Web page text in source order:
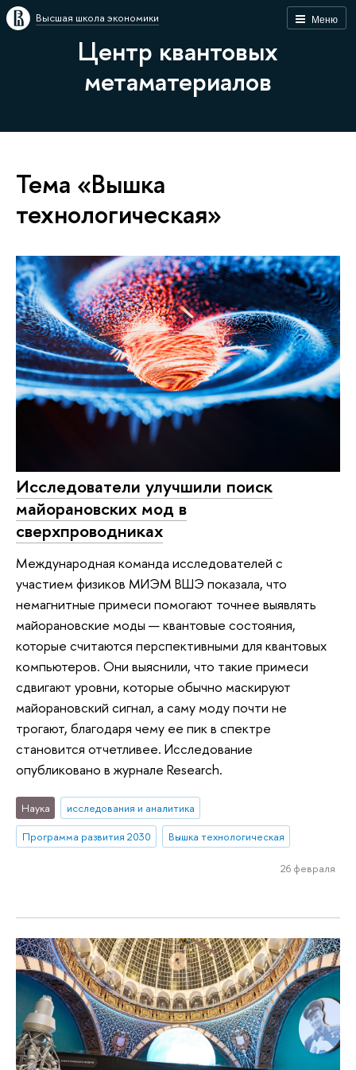
Меню
Высшая школа экономики
Центр квантовых
метаматериалов
Тема «Вышка
технологическая»
Исследователи улучшили поиск
майорановских мод в
сверхпроводниках
Международная команда исследователей с
участием физиков МИЭМ ВШЭ показала, что
немагнитные примеси помогают точнее выявлять
майорановские моды — квантовые состояния,
которые считаются перспективными для квантовых
компьютеров. Они выяснили, что такие примеси
сдвигают уровни, которые обычно маскируют
майорановский сигнал, а саму моду почти не
трогают, благодаря чему ее пик в спектре
становится отчетливее. Исследование
опубликовано в журнале Research.
Наука
исследования и аналитика
Программа развития 2030
Вышка технологическая
26 февраля